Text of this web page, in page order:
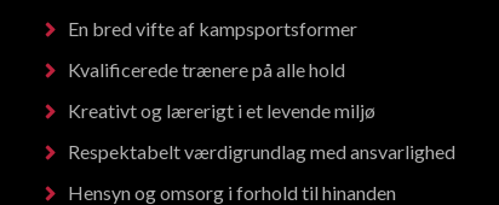
En bred vifte af kampsportsformer
Kvalificerede trænere på alle hold
Kreativt og lærerigt i et levende miljø
Respektabelt værdigrundlag med ansvarlighed
Hensyn og omsorg i forhold til hinanden